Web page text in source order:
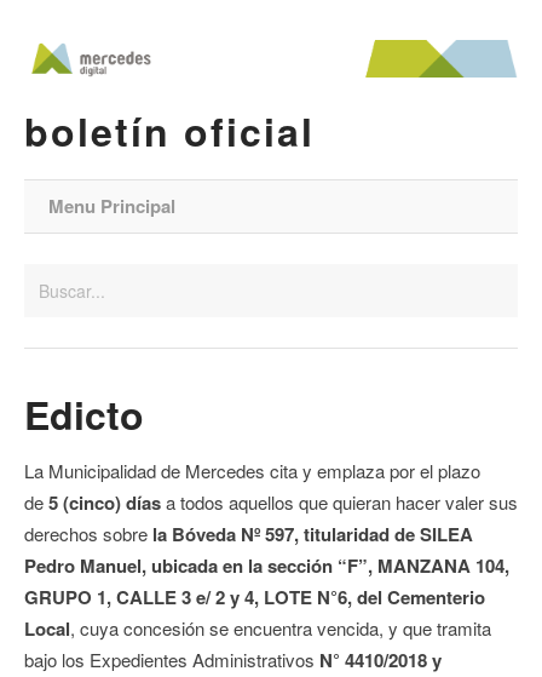
boletín oficial
Menu Principal
Edicto
La Municipalidad de Mercedes cita y emplaza por el plazo
de5 (cinco) díasa todos aquellos que quieran hacer valer sus
derechos sobre la Bóveda Nº 597,titularidad de SILEA
Pedro Manuel,ubicada en la sección “F”, MANZANA 104,
GRUPO 1, CALLE 3 e/ 2 y 4, LOTE N°6, del Cementerio
Local, cuya concesión se encuentra vencida, y que tramita
bajo los Expedientes Administrativos N° 4410/2018 y